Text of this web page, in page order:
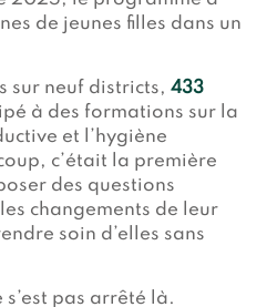
de jeunes filles dans un
sur neuf districts, 433
à des formations sur la
et l’hygiène
c’était la première
des questions
changements de leur
soin d’elles sans
pas arrêté là.